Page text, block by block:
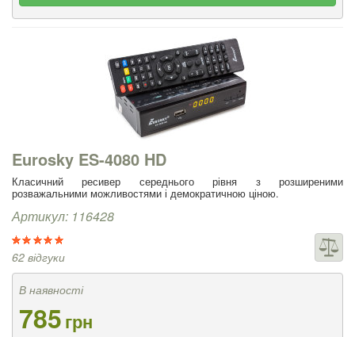
Eurosky ES-4080 HD
Класичний ресивер середнього рівня з розширеними
розважальними можливостями і демократичною ціною.
Артикул: 116428
62 відгуки
В наявності
785грн